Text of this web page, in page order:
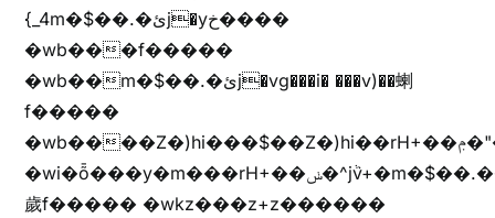
{_4m�$��.�ئj�yخ����
�wb���f�����
�wb��m�$��.�ئj�vg���i� ���v)��蝲
f�����
�wb����Z�)hi���$��Z�)hi��rH+��ݦ�"�*'��b�f�rH+��ݦ�"�*'�f�����
�wi�ȭ���y�m���rH+��ݭ�^jٞv+�m�$��.��ޥ
歲f����� �wkz���z+z������